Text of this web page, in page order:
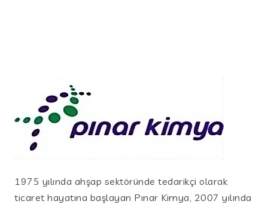
1975 yılında ahşap sektöründe tedarikçi olarak
ticaret hayatına başlayan Pınar Kimya, 2007 yılında